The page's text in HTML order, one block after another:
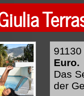
91130
Euro.
Das
der